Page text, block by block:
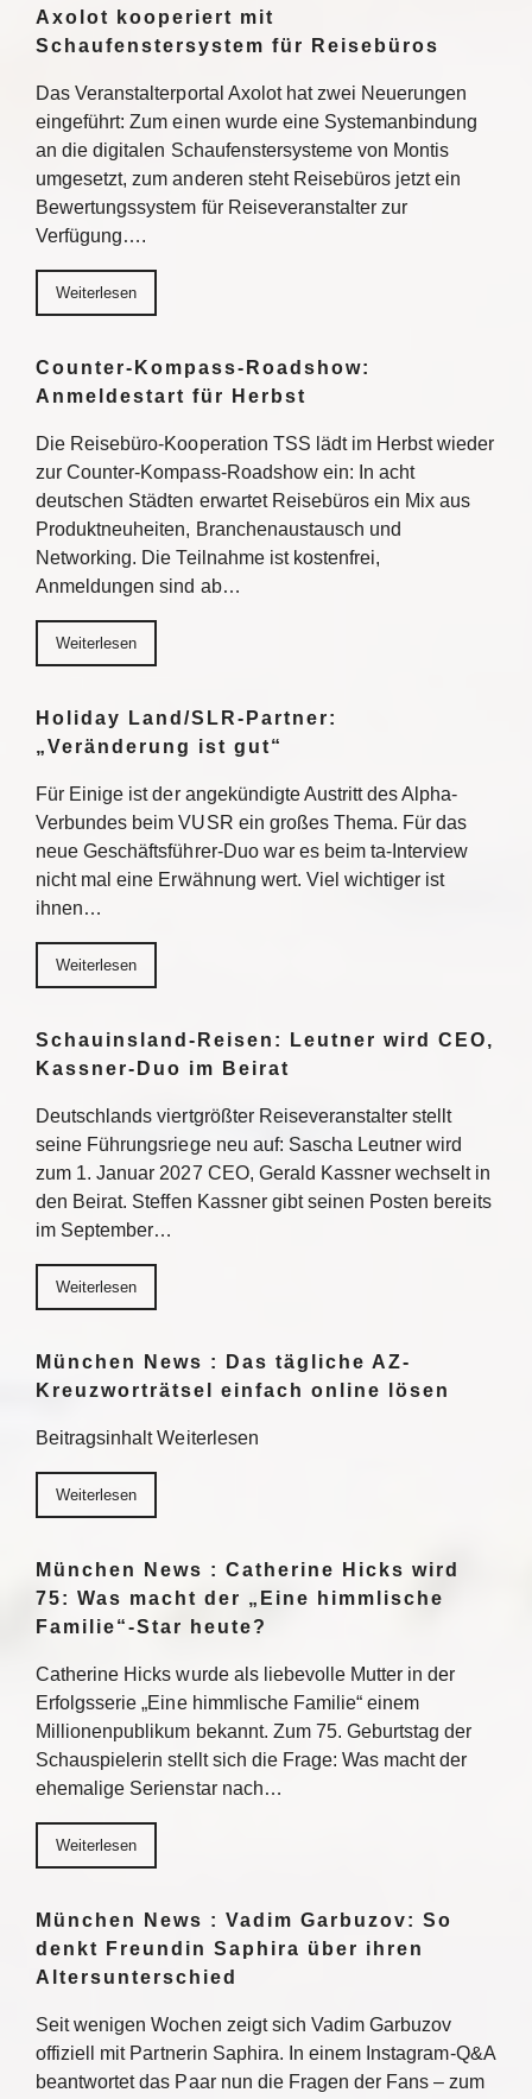
Axolot kooperiert mit
Schaufenstersystem für Reisebüros
Das Veranstalterportal Axolot hat zwei Neuerungen
eingeführt: Zum einen wurde eine Systemanbindung
an die digitalen Schaufenstersysteme von Montis
umgesetzt, zum anderen steht Reisebüros jetzt ein
Bewertungssystem für Reiseveranstalter zur
Verfügung….
Weiterlesen
Counter-Kompass-Roadshow:
Anmeldestart für Herbst
Die Reisebüro-Kooperation TSS lädt im Herbst wieder
zur Counter-Kompass-Roadshow ein: In acht
deutschen Städten erwartet Reisebüros ein Mix aus
Produktneuheiten, Branchenaustausch und
Networking. Die Teilnahme ist kostenfrei,
Anmeldungen sind ab…
Weiterlesen
Holiday Land/SLR-Partner:
„Veränderung ist gut“
Für Einige ist der angekündigte Austritt des Alpha-
Verbundes beim VUSR ein großes Thema. Für das
neue Geschäftsführer-Duo war es beim ta-Interview
nicht mal eine Erwähnung wert. Viel wichtiger ist
ihnen…
Weiterlesen
Schauinsland-Reisen: Leutner wird CEO,
Kassner-Duo im Beirat
Deutschlands viertgrößter Reiseveranstalter stellt
seine Führungsriege neu auf: Sascha Leutner wird
zum 1. Januar 2027 CEO, Gerald Kassner wechselt in
den Beirat. Steffen Kassner gibt seinen Posten bereits
im September…
Weiterlesen
München News : Das tägliche AZ-
Kreuzworträtsel einfach online lösen
Beitragsinhalt Weiterlesen
Weiterlesen
München News : Catherine Hicks wird
75: Was macht der „Eine himmlische
Familie“-Star heute?
Catherine Hicks wurde als liebevolle Mutter in der
Erfolgsserie „Eine himmlische Familie“ einem
Millionenpublikum bekannt. Zum 75. Geburtstag der
Schauspielerin stellt sich die Frage: Was macht der
ehemalige Serienstar nach…
Weiterlesen
München News : Vadim Garbuzov: So
denkt Freundin Saphira über ihren
Altersunterschied
Seit wenigen Wochen zeigt sich Vadim Garbuzov
offiziell mit Partnerin Saphira. In einem Instagram-Q&A
beantwortet das Paar nun die Fragen der Fans – zum